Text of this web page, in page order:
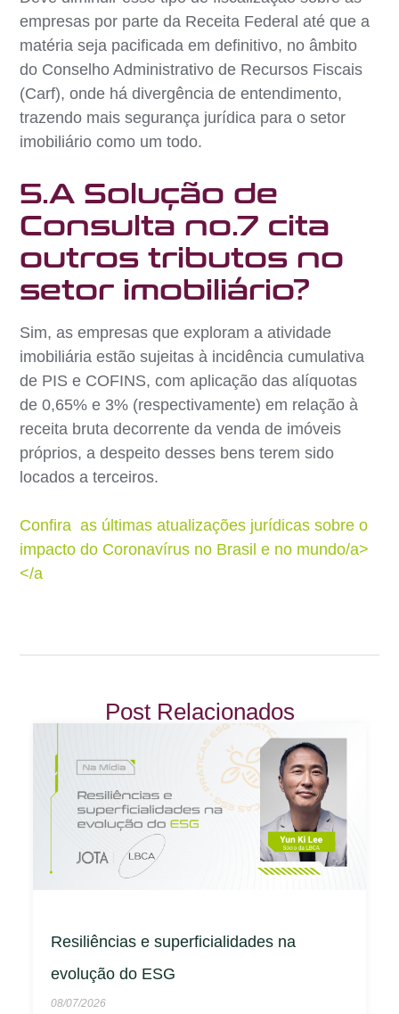
empresas por parte da Receita Federal até que a
matéria seja pacificada em definitivo, no âmbito
do Conselho Administrativo de Recursos Fiscais
(Carf), onde há divergência de entendimento,
trazendo mais segurança jurídica para o setor
imobiliário como um todo.
5.A Solução de
Consulta no.7 cita
outros tributos no
setor imobiliário?
Sim, as empresas que exploram a atividade
imobiliária estão sujeitas à incidência cumulativa
de PIS e COFINS, com aplicação das alíquotas
de 0,65% e 3% (respectivamente) em relação à
receita bruta decorrente da venda de imóveis
próprios, a despeito desses bens terem sido
locados a terceiros.
Confira as últimas atualizações jurídicas sobre o
impacto do Coronavírus no Brasil e no mundo/a>
</a
Post Relacionados
Resiliências e superficialidades na
evolução do ESG
08/07/2026